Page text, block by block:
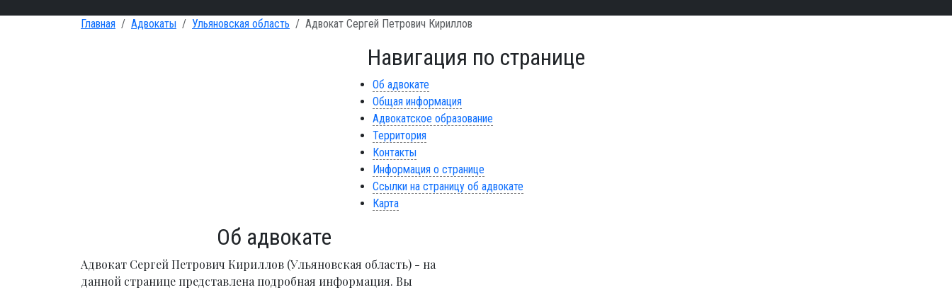
Главная Адвокаты Ульяновская область Адвокат Сергей Петрович Кириллов
Навигация по странице
Об адвокате
Общая информация
Адвокатское образование
Территория
Контакты
Информация о странице
Ссылки на страницу об адвокате
Карта
Об адвокате
Адвокат Сергей Петрович Кириллов (Ульяновская область) - на
данной странице представлена подробная информация. Вы